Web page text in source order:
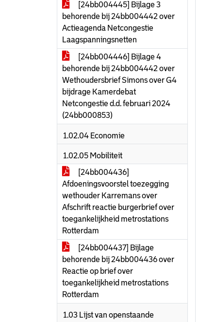
[24bb004445] Bijlage 3
behorende bij 24bb004442 over
Actieagenda Netcongestie
Laagspanningsnetten
[24bb004446] Bijlage 4
behorende bij 24bb004442 over
Wethoudersbrief Simons over G4
bijdrage Kamerdebat
Netcongestie d.d. februari 2024
(24bb000853)
1.02.04 Economie
1.02.05 Mobiliteit
[24bb004436]
Afdoeningsvoorstel toezegging
wethouder Karremans over
Afschrift reactie burgerbrief over
toegankelijkheid metrostations
Rotterdam
[24bb004437] Bijlage
behorende bij 24bb004436 over
Reactie op brief over
toegankelijkheid metrostations
Rotterdam
1.03 Lijst van openstaande